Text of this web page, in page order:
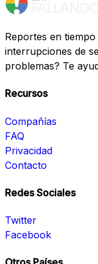
Reportes en
interrupciones de
problemas? Te
Recursos
Compañías
FAQ
Privacidad
Contacto
Redes Sociales
Twitter
Facebook